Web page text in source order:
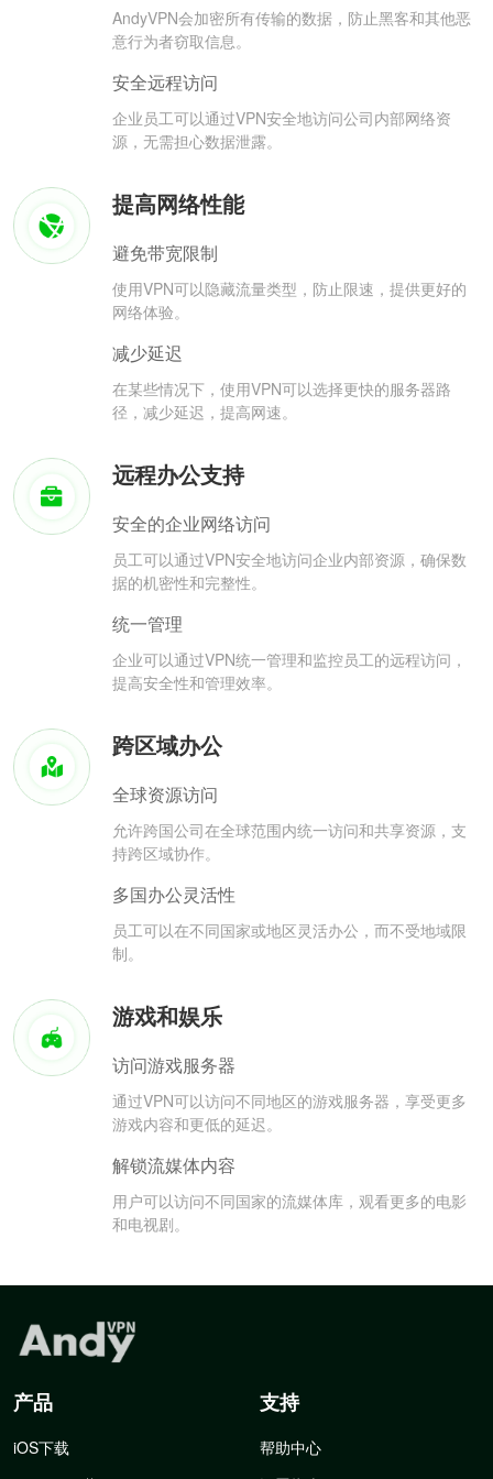
AndyVPN会加密所有传输的数据，防止黑客和其他恶
意行为者窃取信息。
安全远程访问
企业员工可以通过VPN安全地访问公司内部网络资
源，无需担心数据泄露。
提高网络性能
避免带宽限制
使用VPN可以隐藏流量类型，防止限速，提供更好的
网络体验。
减少延迟
在某些情况下，使用VPN可以选择更快的服务器路
径，减少延迟，提高网速。
远程办公支持
安全的企业网络访问
员工可以通过VPN安全地访问企业内部资源，确保数
据的机密性和完整性。
统一管理
企业可以通过VPN统一管理和监控员工的远程访问，
提高安全性和管理效率。
跨区域办公
全球资源访问
允许跨国公司在全球范围内统一访问和共享资源，支
持跨区域协作。
多国办公灵活性
员工可以在不同国家或地区灵活办公，而不受地域限
制。
游戏和娱乐
访问游戏服务器
通过VPN可以访问不同地区的游戏服务器，享受更多
游戏内容和更低的延迟。
解锁流媒体内容
用户可以访问不同国家的流媒体库，观看更多的电影
和电视剧。
产品
iOS下载
支持
帮助中心